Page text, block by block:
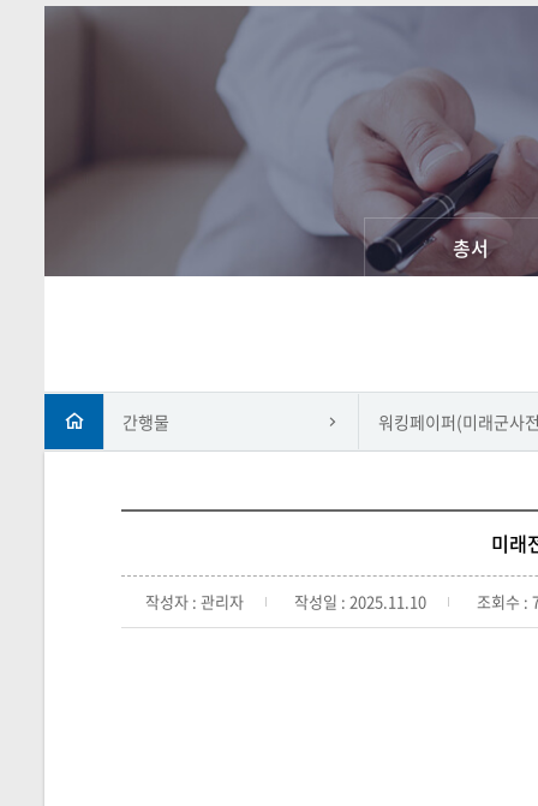
총서
간행물 워킹페이퍼(미래군사
미래
작성자 : 관리자 작성일 : 2025.11.10 조회수 :